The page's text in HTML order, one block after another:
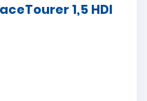
1,5 HDI